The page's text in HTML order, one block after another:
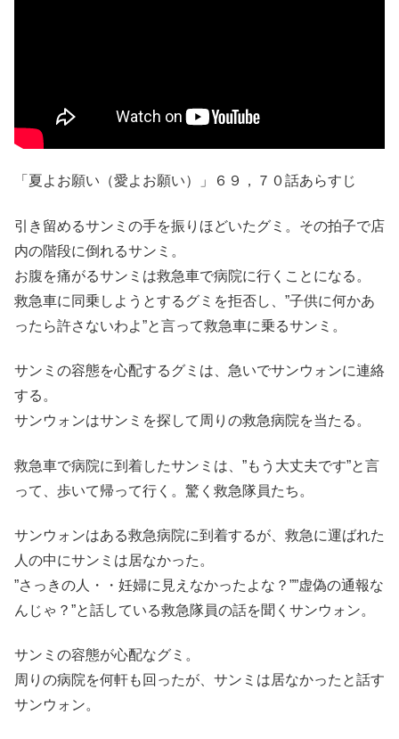
「夏よお願い（愛よお願い）」６９，７０話あらすじ
引き留めるサンミの手を振りほどいたグミ。その拍子で店
内の階段に倒れるサンミ。
お腹を痛がるサンミは救急車で病院に行くことになる。
救急車に同乗しようとするグミを拒否し、”子供に何かあ
ったら許さないわよ”と言って救急車に乗るサンミ。
サンミの容態を心配するグミは、急いでサンウォンに連絡
する。
サンウォンはサンミを探して周りの救急病院を当たる。
救急車で病院に到着したサンミは、”もう大丈夫です”と言
って、歩いて帰って行く。驚く救急隊員たち。
サンウォンはある救急病院に到着するが、救急に運ばれた
人の中にサンミは居なかった。
”さっきの人・・妊婦に見えなかったよな？””虚偽の通報な
んじゃ？”と話している救急隊員の話を聞くサンウォン。
サンミの容態が心配なグミ。
周りの病院を何軒も回ったが、サンミは居なかったと話す
サンウォン。